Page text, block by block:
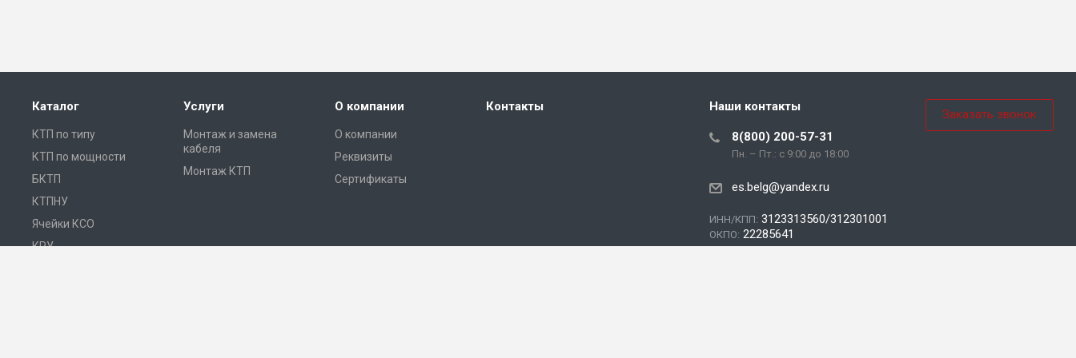
Каталог
КТП по типу
КТП по мощности
БКТП
КТПНУ
Ячейки КСО
КРУ
Услуги
Монтаж и замена
кабеля
Монтаж КТП
О компании
О компании
Реквизиты
Сертификаты
Контакты Наши контакты
8(800) 200-57-31
Пн. – Пт.: с 9:00 до 18:00
es.belg@yandex.ru
ИНН/КПП: 3123313560/312301001
ОКПО: 22285641
Заказать звонок